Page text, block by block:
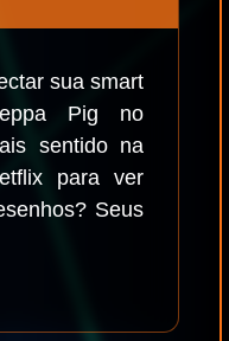
sua smart
Pig no
sentido na
para ver
Seus